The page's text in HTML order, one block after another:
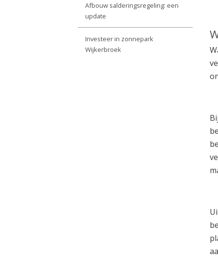
Afbouw salderingsregeling: een
update
Investeer in zonnepark
Wijkerbroek